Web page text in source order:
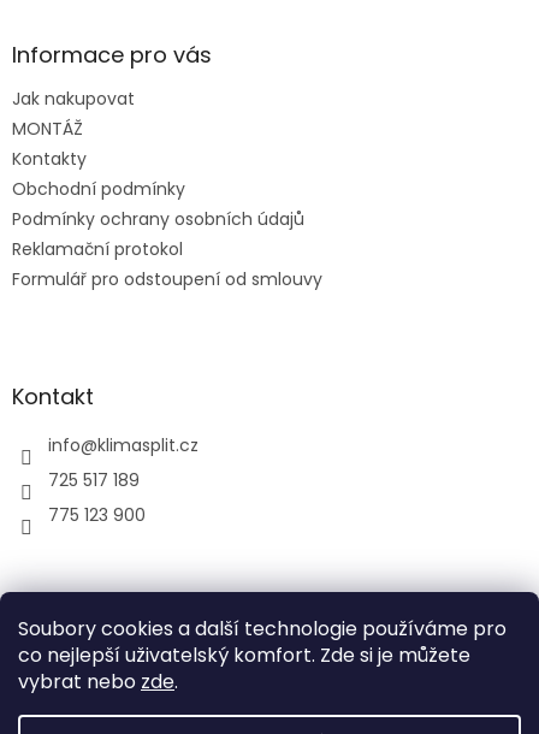
Soubory cookies a další technologie používáme pro
co nejlepší uživatelský komfort. Zde si je můžete
vybrat nebo zde.
aInformace pro vás
Jak nakupovat
MONTÁŽ
Kontakty
Obchodní podmínky
Podmínky ochrany osobních údajů
Reklamační protokol
Formulář pro odstoupení od smlouvy
Kontakt
info@klimasplit.cz
725 517 189
775 123 900
air-cool